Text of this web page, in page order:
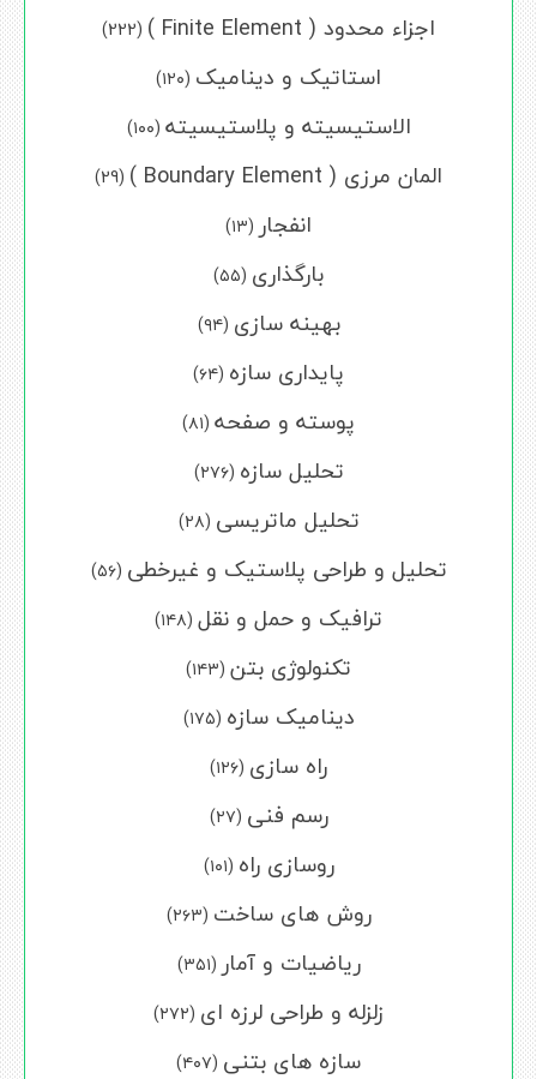
اجزاء محدود ( Finite Element ) (222)
استاتیک و دینامیک (۱۲۰)
الاستیسیته و پلاستیسیته (۱۰۰)
المان مرزی ( Boundary Element ) (29)
انفجار (۱۳)
بارگذاری (۵۵)
بهینه سازی (۹۴)
پایداری سازه (۶۴)
پوسته و صفحه (۸۱)
تحلیل سازه (۲۷۶)
تحلیل ماتریسی (۲۸)
تحلیل و طراحی پلاستیک و غیرخطی (۵۶)
ترافیک و حمل و نقل (۱۴۸)
تکنولوژی بتن (۱۴۳)
دینامیک سازه (۱۷۵)
راه سازی (۱۲۶)
رسم فنی (۲۷)
روسازی راه (۱۰۱)
روش های ساخت (۲۶۳)
ریاضیات و آمار (۳۵۱)
زلزله و طراحی لرزه ای (۲۷۲)
سازه های بتنی (۴۰۷)